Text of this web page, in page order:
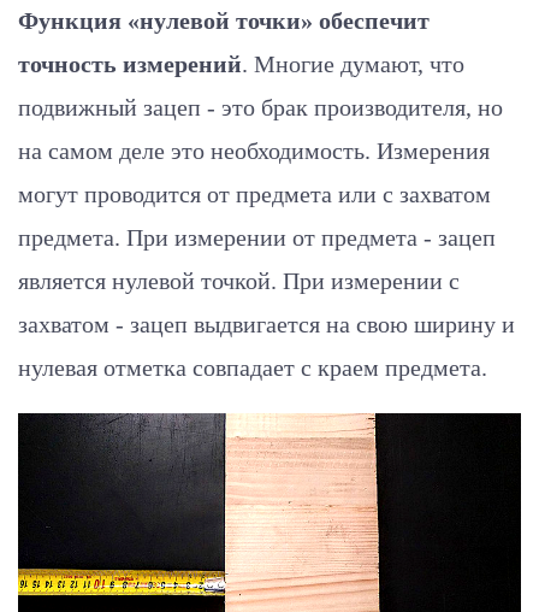
Функция «нулевой точки» обеспечит
точность измерений. Многие думают, что
подвижный зацеп - это брак производителя, но
на самом деле это необходимость. Измерения
могут проводится от предмета или с захватом
предмета. При измерении от предмета - зацеп
является нулевой точкой. При измерении с
захватом - зацеп выдвигается на свою ширину и
нулевая отметка совпадает с краем предмета.